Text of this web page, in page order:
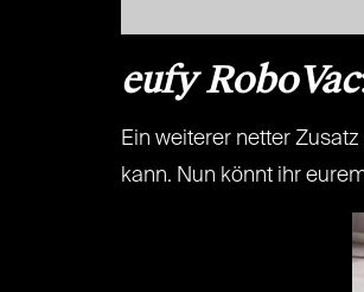
eufy RoboVac
Ein weiterer netter
kann. Nun könnt ihr